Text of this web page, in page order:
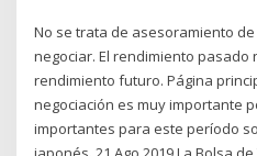
No se trata de asesoramiento
negociar. El rendimiento pasado
rendimiento futuro. Página
negociación es muy importante
importantes para este período